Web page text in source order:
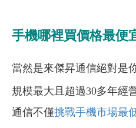
手機哪裡買價格最便
當然是來傑昇通信絕對是
規模最大且超過30多年經
通信不僅挑戰手機市場最